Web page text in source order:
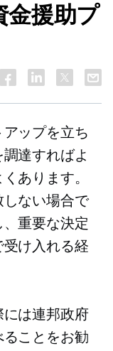
金援助プ
ップを立ち
達すればよ
あります。
ない場合で
重要な決定
け入れる経
は連邦政府
ことをお勧